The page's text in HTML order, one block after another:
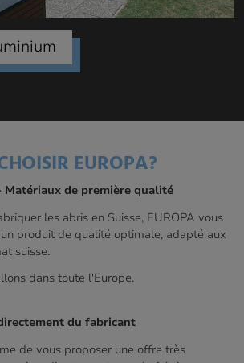
EUROPA?
Matériaux de première qualité
les abris en Suisse, EUROPA vous
produit de qualité optimale, adapté aux
suisse.
dans toute l'Europe.
du fabricant
de vous proposer une offre très